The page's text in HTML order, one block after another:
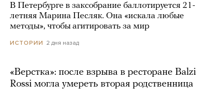
В Петербурге в заксобрание баллотируется 21-
летняя Марина Песляк. Она «искала любые
методы», чтобы агитировать за мир
ИСТОРИИ 2 дня назад
«Верстка»: после взрыва в ресторане Balzi
Rossi могла умереть вторая родственница